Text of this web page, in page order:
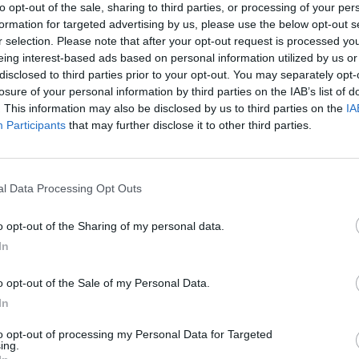
opt-out of the sale, sharing to third parties, or processing of your
for targeted advertising by us, please use the below opt-out
selection. Please note that after your opt-out request is processed
interest-based ads based on personal information utilized by us
to third parties prior to your opt-out. You may separately
of your personal information by third parties on the IAB’s list of
This information may also be disclosed by us to third parties on the
Participants that may further disclose it to other third parties.
Data Processing Opt Outs
opt-out of the Sharing of my personal data.
opt-out of the Sale of my Personal Data.
opt-out of processing my Personal Data for Targeted
la scadenza
possibile
rinforzo tra i pali: ufficiale
Coppitelli:
ancora
attende l'inizio
Pergolettese, 1-0 al Club